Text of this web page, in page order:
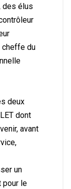
des élus
cheffe du
deux
dont
avant
un
pour le